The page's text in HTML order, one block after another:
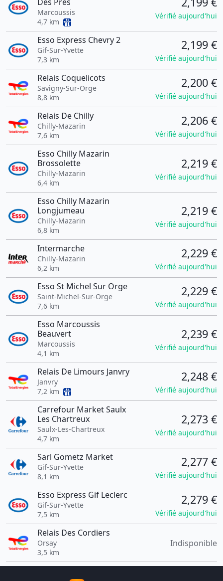
Marcoussis
4,7 km
Vérifié aujourd'hui
Esso Express Chevry 2
Gif-Sur-Yvette
7,3 km
2,199 €
Vérifié aujourd'hui
Relais Coquelicots
Savigny-Sur-Orge
8,8 km
2,200 €
Vérifié aujourd'hui
Relais De Chilly
Chilly-Mazarin
7,6 km
2,206 €
Vérifié aujourd'hui
Esso Chilly Mazarin
Brossolette
Chilly-Mazarin
6,4 km
2,219 €
Vérifié aujourd'hui
Esso Chilly Mazarin
Longjumeau
Chilly-Mazarin
6,8 km
2,219 €
Vérifié aujourd'hui
Intermarche
Chilly-Mazarin
6,2 km
2,229 €
Vérifié aujourd'hui
Esso St Michel Sur Orge
Saint-Michel-Sur-Orge
7,6 km
2,229 €
Vérifié aujourd'hui
Esso Marcoussis
Beauvert
Marcoussis
4,1 km
2,239 €
Vérifié aujourd'hui
Relais De Limours Janvry
Janvry
7,2 km
2,248 €
Vérifié aujourd'hui
Carrefour Market Saulx
Les Chartreux
Saulx-Les-Chartreux
4,7 km
2,273 €
Vérifié aujourd'hui
Sarl Gometz Market
Gif-Sur-Yvette
8,1 km
2,277 €
Vérifié aujourd'hui
Esso Express Gif Leclerc
Gif-Sur-Yvette
7,5 km
2,279 €
Vérifié aujourd'hui
Relais Des Cordiers
Orsay
3,5 km
Indisponible